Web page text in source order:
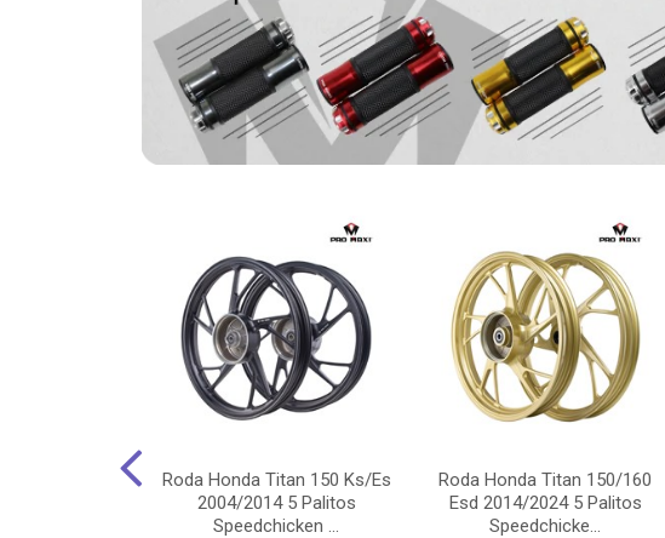
Roda Honda Titan 150 Ks/Es
2004/2014 5 Palitos
Speedchicken ...
Roda Honda Titan 150/160
Esd 2014/2024 5 Palitos
Speedchicke...